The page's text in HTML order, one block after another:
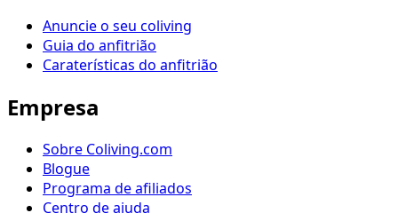
Anuncie o seu coliving
Guia do anfitrião
Caraterísticas do anfitrião
Empresa
Sobre Coliving.com
Blogue
Programa de afiliados
Centro de ajuda